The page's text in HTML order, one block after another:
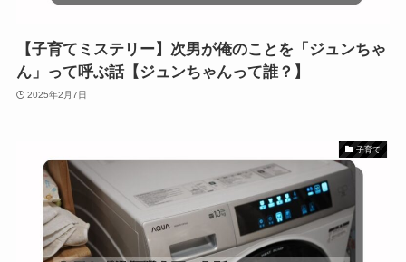
【子育てミステリー】次男が俺のことを「ジュンちゃ
ん」って呼ぶ話【ジュンちゃんって誰？】
2025年2月7日
子育て